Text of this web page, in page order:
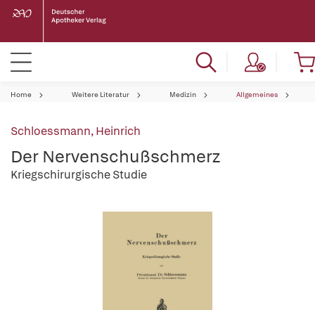
Home Weitere Literatur Medizin Allgemeines
Schloessmann, Heinrich
Der Nervenschußschmerz
Kriegschirurgische Studie